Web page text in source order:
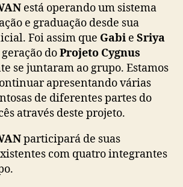
está operando um sistema
e graduação desde sua
Foi assim que Gabi e Sriya
doProjeto Cygnus
se juntaram ao grupo. Estamos
apresentando várias
de diferentes partes do
através deste projeto.
participará de suas
com quatro integrantes